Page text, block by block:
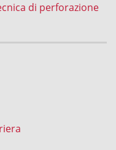
di perforazione